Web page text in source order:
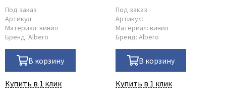
Под заказ
Артикул:
Материал: винил
Бренд: Albero
В корзину
Купить в 1 клик
Под заказ
Артикул:
Материал: винил
Бренд: Albero
В корзину
Купить в 1 клик